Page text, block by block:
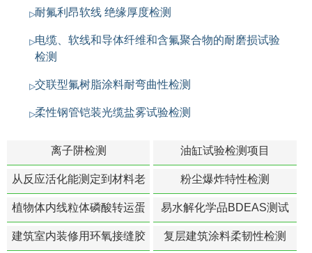
耐氟利昂软线 绝缘厚度检测
电缆、软线和导体纤维和含氟聚合物的耐磨损试验
检测
交联型氟树脂涂料耐弯曲性检测
柔性钢管铠装光缆盐雾试验检测
离子阱检测 油缸试验检测项目
从反应活化能测定到材料老
化寿命预测的经典模型
粉尘爆炸特性检测
植物体内线粒体磷酸转运蛋
白活性检测
易水解化学品BDEAS测试
建筑室内装修用环氧接缝胶
复层建筑涂料柔韧性检测